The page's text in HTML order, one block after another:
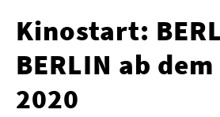
Kinostart:
BERLIN ab
2020